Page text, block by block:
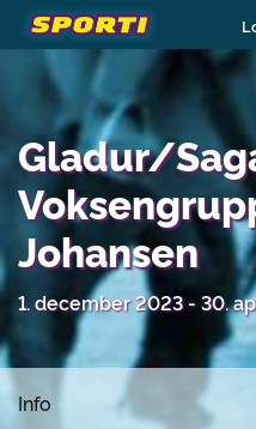
Gladur/
Johansen
1. december 2023 - 30.
Info